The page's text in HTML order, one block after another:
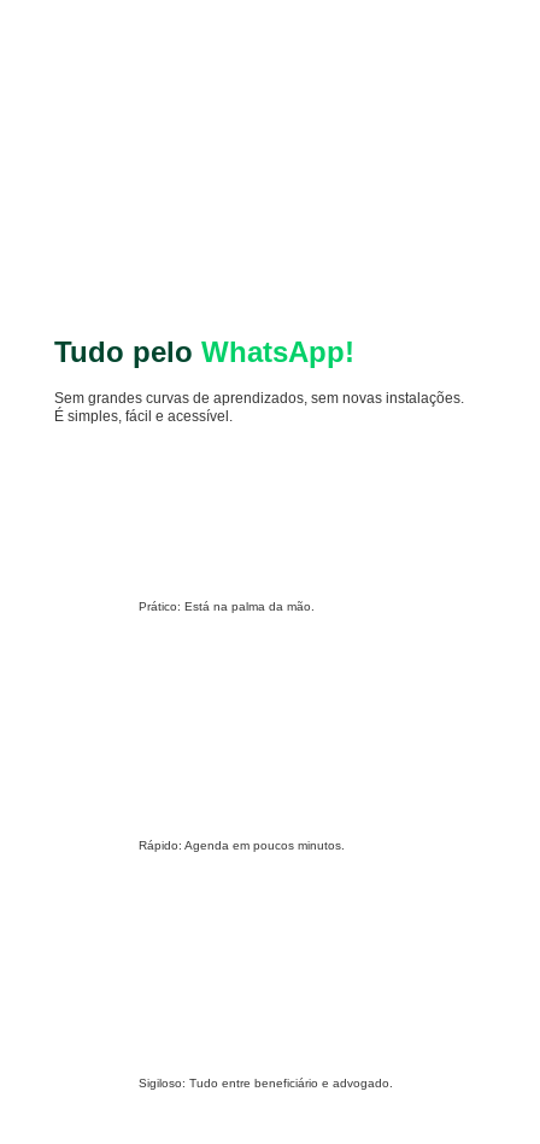
Tudo pelo WhatsApp!
Sem grandes curvas de aprendizados, sem novas instalações.
É simples, fácil e acessível.
Prático: Está na palma da mão.
Rápido: Agenda em poucos minutos.
Sigiloso:Tudo entre beneficiário e advogado.